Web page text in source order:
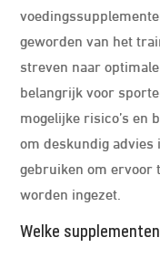
geworden van het
streven naar
belangrijk voor
mogelijke risico’s en
om deskundig
gebruiken om ervoor
worden ingezet.
Welke